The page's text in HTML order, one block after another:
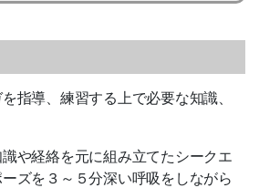
指導、練習する上で必要な知識、
や経絡を元に組み立てたシークエ
ズを３～５分深い呼吸をしながら